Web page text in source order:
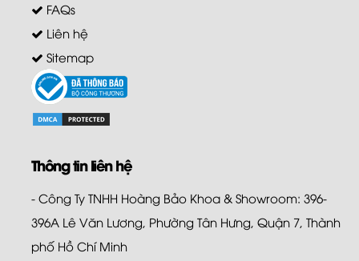
FAQs
Liên hệ
Sitemap
Thông tin liên hệ
- Công Ty TNHH Hoàng Bảo Khoa & Showroom: 396-
396A Lê Văn Lương, Phường Tân Hưng, Quận 7, Thành
phố Hồ Chí Minh